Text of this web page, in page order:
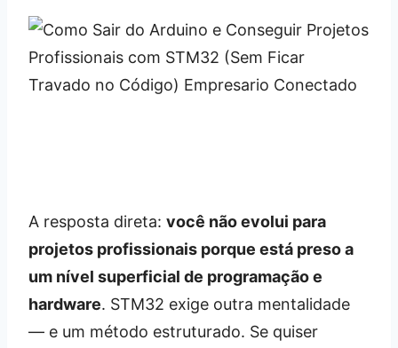
A resposta direta: você não evolui para
projetos profissionais porque está preso a
um nível superficial de programação e
hardware. STM32 exige outra mentalidade
— e um método estruturado. Se quiser